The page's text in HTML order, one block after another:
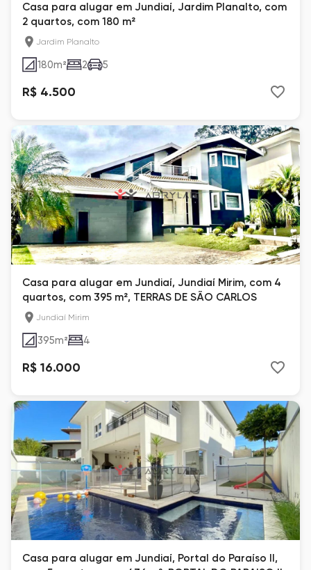
Casa para alugar em Jundiaí, Jardim Planalto, com
2 quartos, com 180 m²
Jardim Planalto
180m² 2 5
R$ 4.500
Casa para alugar em Jundiaí, Jundiaí Mirim, com 4
quartos, com 395 m², TERRAS DE SÃO CARLOS
Jundiaí Mirim
395m² 4
R$ 16.000
Casa para alugar em Jundiaí, Portal do Paraíso II,